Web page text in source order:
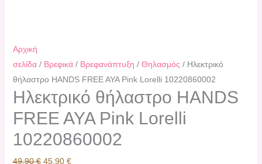
Αρχική
σελίδα/ Βρεφικά/ Βρεφανάπτυξη / Θηλασμός / Ηλεκτρικό
θήλαστρο HANDS FREE AYA Pink Lorelli 10220860002
Ηλεκτρικό θήλαστρο HANDS
FREE AYA Pink Lorelli
10220860002
49,90€ 45,90 €